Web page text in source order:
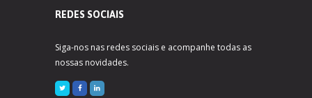
REDES SOCIAIS
Siga-nos nas redes sociais e acompanhe todas as
nossas novidades.